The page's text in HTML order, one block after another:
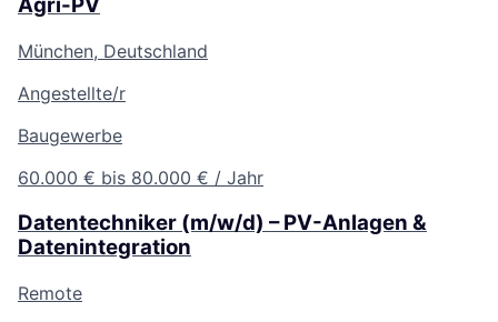
Agri-PV
München, Deutschland
Angestellte/r
Baugewerbe
60.000 € bis 80.000 € / Jahr
Datentechniker (m/w/d) – PV-Anlagen &
Datenintegration
Remote